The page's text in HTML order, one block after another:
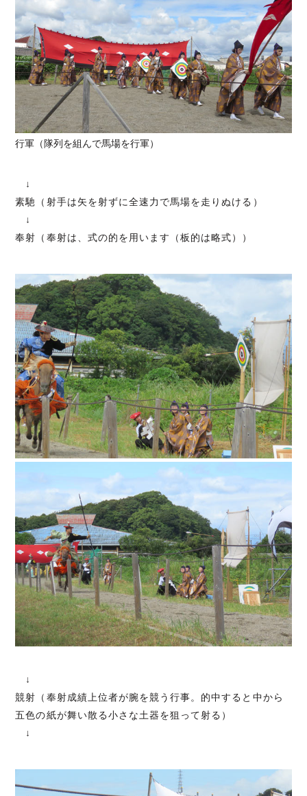
行軍（隊列を組んで馬場を行軍）
↓
素馳（射手は矢を射ずに全速力で馬場を走りぬける）
↓
奉射（奉射は、式の的を用います（板的は略式））
↓
競射（奉射成績上位者が腕を競う行事。的中すると中から
五色の紙が舞い散る小さな土器を狙って射る）
↓